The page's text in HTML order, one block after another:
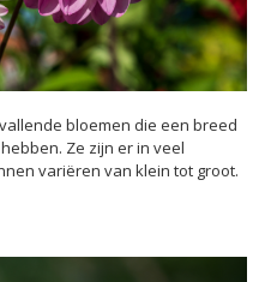
bloemen die een breed
Ze zijn er in veel
variëren van klein tot groot.